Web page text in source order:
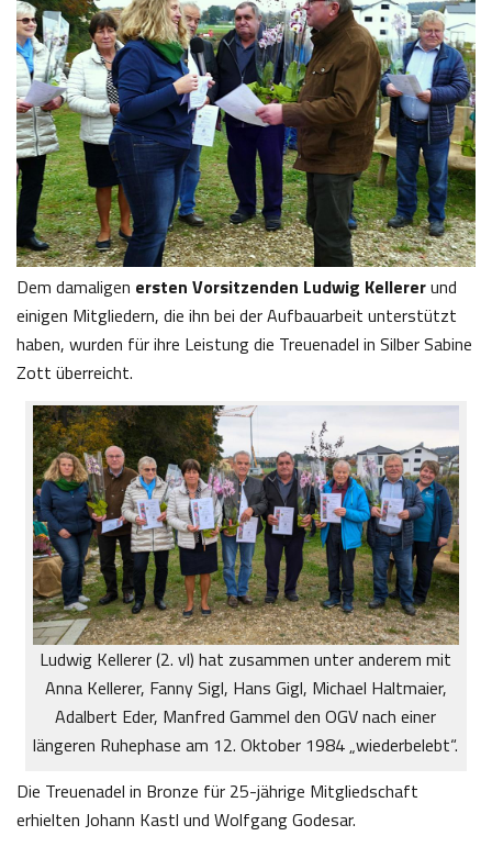
Dem damaligen ersten Vorsitzenden Ludwig Kellererund
einigen Mitgliedern, die ihn bei der Aufbauarbeit unterstützt
haben, wurden für ihre Leistung die Treuenadel in Silber Sabine
Zott überreicht.
Ludwig Kellerer (2. vl) hat zusammen unter anderem mit
Anna Kellerer, Fanny Sigl, Hans Gigl, Michael Haltmaier,
Adalbert Eder, Manfred Gammel den OGV nach einer
längeren Ruhephase am 12. Oktober 1984 „wiederbelebt“.
Die Treuenadel in Bronze für 25-jährige Mitgliedschaft
erhielten Johann Kastl und Wolfgang Godesar.